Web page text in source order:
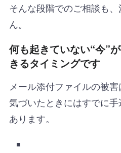
そんな段階でのご相談も
ん。
何も起きていない“今”
きるタイミングです
メール添付ファイルの被害
気づいたときにはすでに
あります。